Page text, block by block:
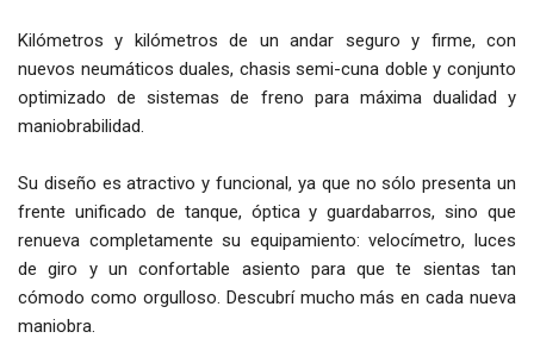
Kilómetros y kilómetros de un andar seguro y firme, con
nuevos neumáticos duales, chasis semi-cuna doble y conjunto
optimizado de sistemas de freno para máxima dualidad y
maniobrabilidad.
Su diseño es atractivo y funcional, ya que no sólo presenta un
frente unificado de tanque, óptica y guardabarros, sino que
renueva completamente su equipamiento: velocímetro, luces
de giro y un confortable asiento para que te sientas tan
cómodo como orgulloso. Descubrí mucho más en cada nueva
maniobra.